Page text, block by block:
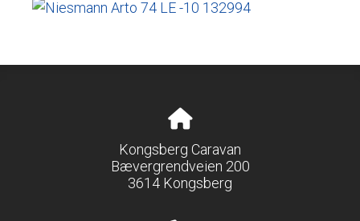
Kongsberg Caravan
Bævergrendveien 200
3614 Kongsberg